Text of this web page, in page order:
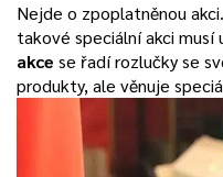
Nejde o zpoplatněnou
takové speciální akci
akce se řadí rozlučky se
produkty, ale věnuje